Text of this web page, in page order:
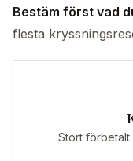
Bestäm först vad
flesta
Stort förbetalt